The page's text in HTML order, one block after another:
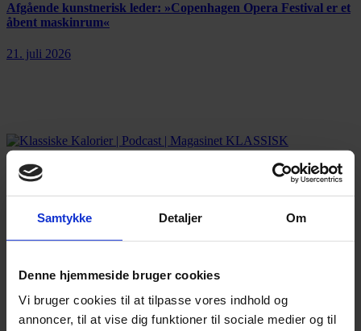
Samtykke Detaljer Om
Denne hjemmeside bruger cookies
Vi bruger cookies til at tilpasse vores indhold og
annoncer, til at vise dig funktioner til sociale medier og til
Afgående kunstnerisk leder: »Copenhagen Opera Festival er et
åbent maskinrum«
21. juli 2026